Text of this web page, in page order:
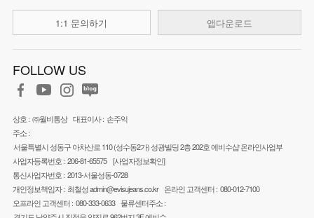
1:1 문의하기 앱다운로드
FOLLOW US
상호 : ㈜월비통상 대표이사 : 손주익
주소 :
서울특별시 성동구 아차산로 110 (성수동2가) 성광빌딩 2층 202호 에비수샵 온라인사업부
사업자등록번호 : 206-81-65575 [사업자정보확인]
통신사업자번호 : 2013-서울성동-0728
개인정보책임자 : 최철성admin@evisujeans.co.kr 온라인 고객센터 : 080-012-7100
오프라인 고객센터 : 080-333-0633 물류센터주소 :